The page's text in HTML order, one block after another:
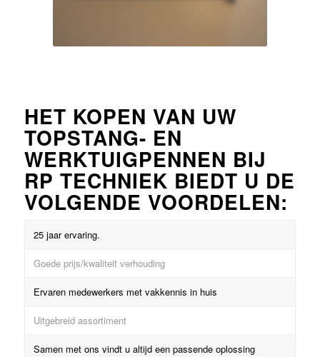
HET KOPEN VAN UW
TOPSTANG- EN
WERKTUIGPENNEN BIJ
RP TECHNIEK BIEDT U DE
VOLGENDE VOORDELEN:
25 jaar ervaring.
Goede prijs/kwaliteit verhouding
Ervaren medewerkers met vakkennis in huis
Uitgebreid assortiment
Samen met ons vindt u altijd een passende oplossing